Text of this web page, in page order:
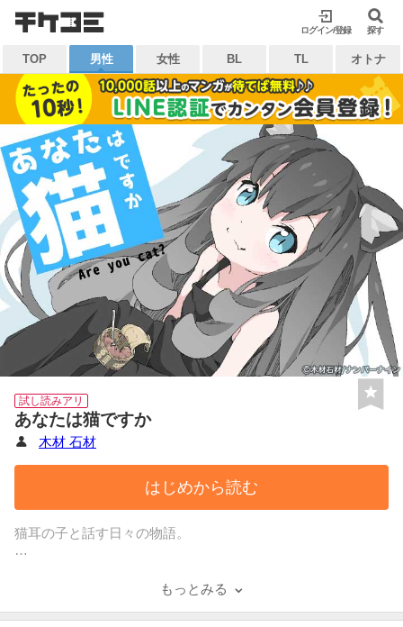
ログイン/登録 探す
TOP 男性 女性 BL TL オトナ
試し読みアリ
あなたは猫ですか
木材 石材
はじめから読む
猫耳の子と話す日々の物語。
猫耳とコロコロ変わる表情を見たいがために席をどかず通い
詰める男の子と、
もっとみる
検索
閉じる
キーワードから探す
各一覧から探す
ジャンル タグ
作家 作品
雑誌 出版社
マイ本棚から探す
最近読んだ作品 お気に入り